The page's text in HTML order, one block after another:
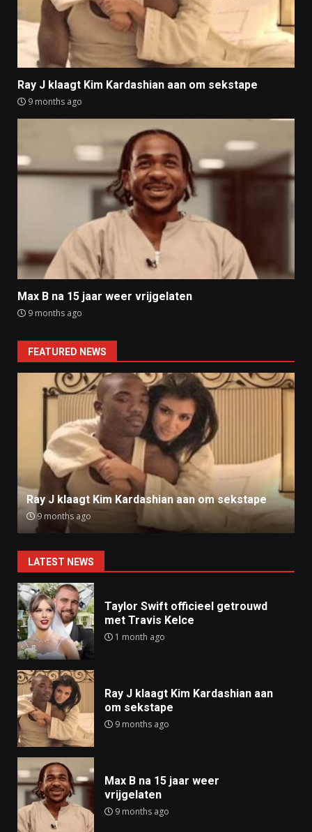
Ray J klaagt Kim Kardashian aan om sekstape
9 months ago
Max B na 15 jaar weer vrijgelaten
9 months ago
FEATURED NEWS
Ray J klaagt Kim Kardashian aan om sekstape
9 months ago
LATEST NEWS
Taylor Swift officieel getrouwd
met Travis Kelce
1 month ago
Ray J klaagt Kim Kardashian aan
om sekstape
9 months ago
Max B na 15 jaar weer
vrijgelaten
9 months ago